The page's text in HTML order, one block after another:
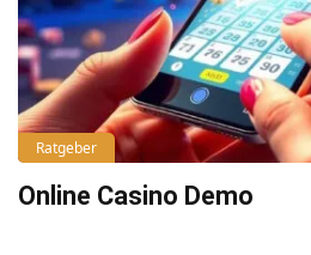
Ratgeber
Online Casino Demo